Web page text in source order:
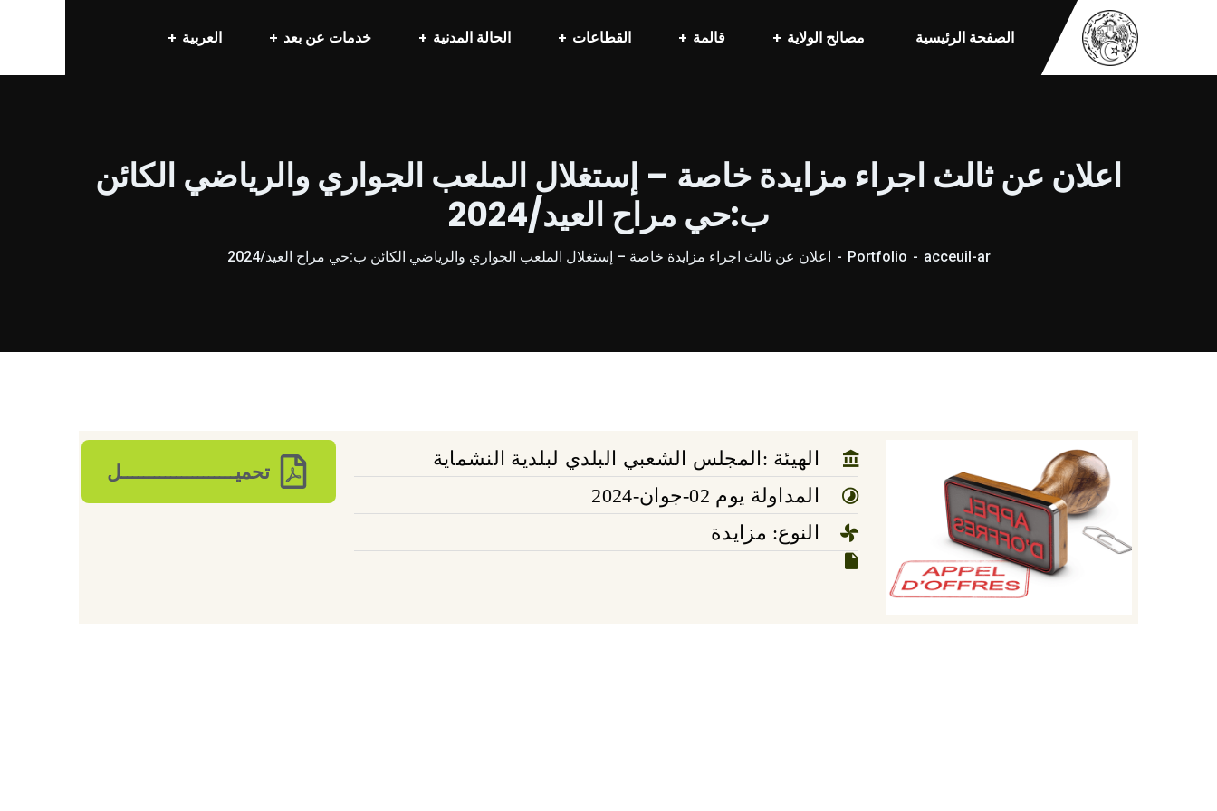
الصفحة الرئيسية مصالح الولاية قالمة القطاعات الحالة المدنية خدمات عن بعد العربية
اعلان عن ثالث اجراء مزايدة خاصة – إستغلال الملعب الجواري والرياضي الكائن
ب:حي مراح العيد/2024
acceuil-ar
Portfolio اعلان عن ثالث اجراء مزايدة خاصة – إستغلال الملعب الجواري والرياضي الكائن ب:حي مراح العيد/2024
الهيئة :المجلس الشعبي البلدي لبلدية النشماية
المداولة يوم 02-جوان-2024
النوع: مزايدة
تحميـــــــــــــــــــــل